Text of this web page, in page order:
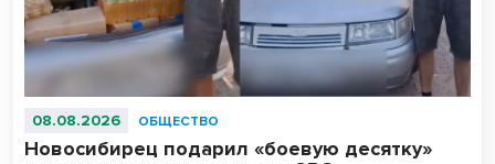
08.08.2026 ОБЩЕСТВО
Новосибирец подарил «боевую десятку»